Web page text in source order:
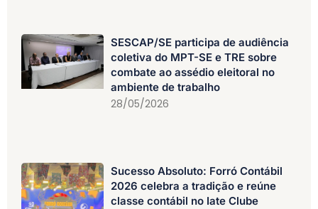
SESCAP/SE participa de audiência
coletiva do MPT-SE e TRE sobre
combate ao assédio eleitoral no
ambiente de trabalho
28/05/2026
Sucesso Absoluto: Forró Contábil
2026 celebra a tradição e reúne
classe contábil no Iate Clube